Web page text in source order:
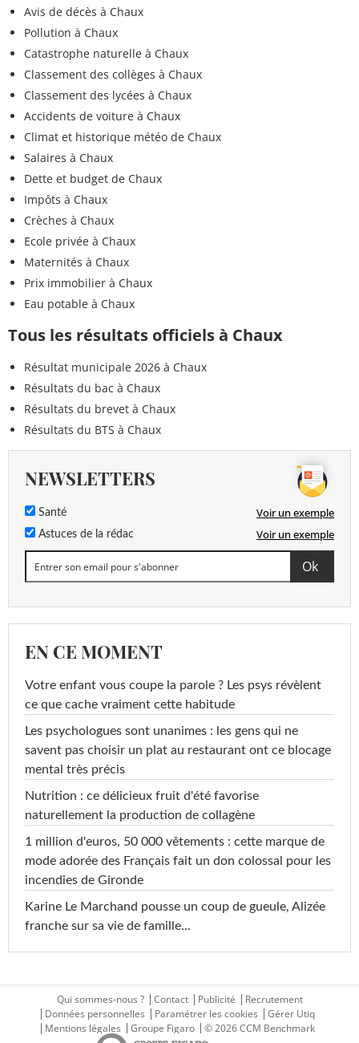
Avis de décès à Chaux
Pollution à Chaux
Catastrophe naturelle à Chaux
Classement des collèges à Chaux
Classement des lycées à Chaux
Accidents de voiture à Chaux
Climat et historique météo de Chaux
Salaires à Chaux
Dette et budget de Chaux
Impôts à Chaux
Crèches à Chaux
Ecole privée à Chaux
Maternités à Chaux
Prix immobilier à Chaux
Eau potable à Chaux
Tous les résultats officiels à Chaux
Résultat municipale 2026 à Chaux
Résultats du bac à Chaux
Résultats du brevet à Chaux
Résultats du BTS à Chaux
NEWSLETTERS
Santé Voir un exemple
Astuces de la rédac Voir un exemple
EN CE MOMENT
Votre enfant vous coupe la parole ? Les psys révèlent
ce que cache vraiment cette habitude
Les psychologues sont unanimes : les gens qui ne
savent pas choisir un plat au restaurant ont ce blocage
mental très précis
Nutrition : ce délicieux fruit d'été favorise
naturellement la production de collagène
1 million d'euros, 50 000 vêtements : cette marque de
mode adorée des Français fait un don colossal pour les
incendies de Gironde
Karine Le Marchand pousse un coup de gueule, Alizée
franche sur sa vie de famille...
Qui sommes-nous ? Contact Publicité
Recrutement
Données personnelles
Paramétrer les cookies
Gérer Utiq
Mentions légales
Groupe Figaro © 2026 CCM Benchmark